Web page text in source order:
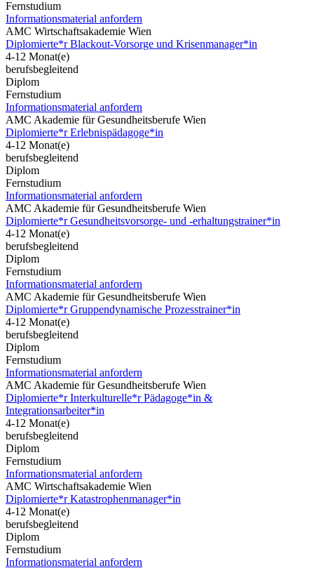
Fernstudium
Informationsmaterial anfordern
AMC Wirtschaftsakademie Wien
Diplomierte*r Blackout-Vorsorge und Krisenmanager*in
4-12 Monat(e)
berufsbegleitend
Diplom
Fernstudium
Informationsmaterial anfordern
AMC Akademie für Gesundheitsberufe Wien
Diplomierte*r Erlebnispädagoge*in
4-12 Monat(e)
berufsbegleitend
Diplom
Fernstudium
Informationsmaterial anfordern
AMC Akademie für Gesundheitsberufe Wien
Diplomierte*r Gesundheitsvorsorge- und -erhaltungstrainer*in
4-12 Monat(e)
berufsbegleitend
Diplom
Fernstudium
Informationsmaterial anfordern
AMC Akademie für Gesundheitsberufe Wien
Diplomierte*r Gruppendynamische Prozesstrainer*in
4-12 Monat(e)
berufsbegleitend
Diplom
Fernstudium
Informationsmaterial anfordern
AMC Akademie für Gesundheitsberufe Wien
Diplomierte*r Interkulturelle*r Pädagoge*in &
Integrationsarbeiter*in
4-12 Monat(e)
berufsbegleitend
Diplom
Fernstudium
Informationsmaterial anfordern
AMC Wirtschaftsakademie Wien
Diplomierte*r Katastrophenmanager*in
4-12 Monat(e)
berufsbegleitend
Diplom
Fernstudium
Informationsmaterial anfordern